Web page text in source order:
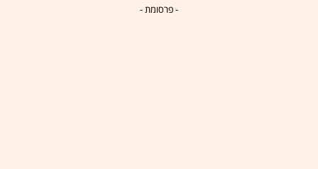
- פרסומת -